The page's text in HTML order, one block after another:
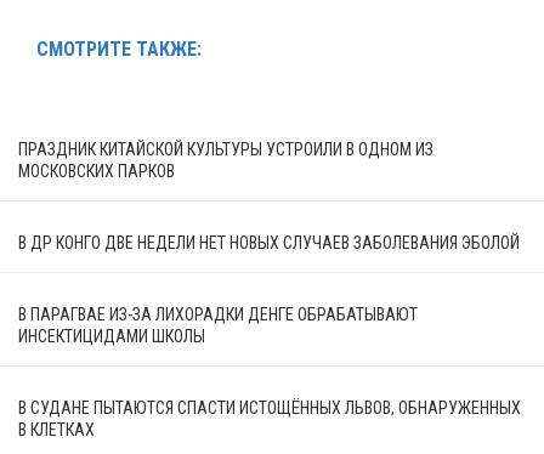
СМОТРИТЕ ТАКЖЕ:
ПРАЗДНИК КИТАЙСКОЙ КУЛЬТУРЫ УСТРОИЛИ В ОДНОМ ИЗ
МОСКОВСКИХ ПАРКОВ
В ДР КОНГО ДВЕ НЕДЕЛИ НЕТ НОВЫХ СЛУЧАЕВ ЗАБОЛЕВАНИЯ ЭБОЛОЙ
В ПАРАГВАЕ ИЗ-ЗА ЛИХОРАДКИ ДЕНГЕ ОБРАБАТЫВАЮТ
ИНСЕКТИЦИДАМИ ШКОЛЫ
В СУДАНЕ ПЫТАЮТСЯ СПАСТИ ИСТОЩЁННЫХ ЛЬВОВ, ОБНАРУЖЕННЫХ
В КЛЕТКАХ